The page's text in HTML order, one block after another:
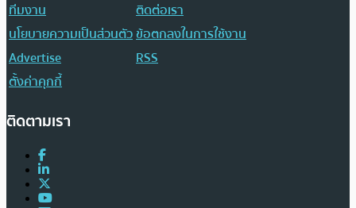
ทีมงาน
ติดต่อเรา
นโยบายความเป็นส่วนตัวข้อตกลงในการใช้งาน
Advertise
RSS
ตั้งค่าคุกกี้
ติดตามเรา